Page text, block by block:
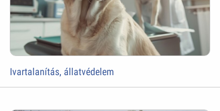
Ivartalanítás, állatvédelem